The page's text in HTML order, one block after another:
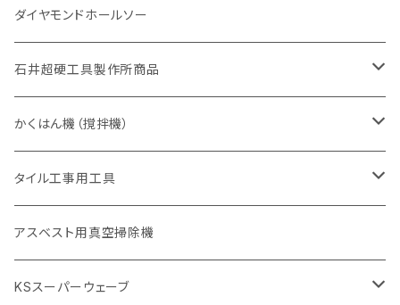
埋設鋳鉄管工事対応タイプ
セグメント
セグメント（特殊凸凹加工チップ
アスファルト切断用
一般道路カッター用
一般道路カッター用
セグメントタイプ
埋設鋳鉄管工事対応タイプ
ヒューム管・U字溝切断用
セグメントタイプ
セグメント（特殊凸凹加工チップ
アスファルト切断用
一般道路カッター用
埋設鋳鉄管工事対応タイプ
セグメントタイプ
アスファルト切断用
一般道路カッター用
305mm（12インチ）
305mm（12インチ）
355mm（14インチ）
U型チップ
125mm（5インチ）
金属用
305mm（12インチ）
355mm（14インチ）
非金属用
305mm（12インチ）
355mm（14インチ）
ダイヤモンドホールソー
石井超硬工具製作所商品
押し切り（タイル切断機）
本体
替え刃
電動切断機
本体
ダイヤモンドホイール
ブリック＆ブロック用切断機
穴あけ用工具
かくはん機（撹拌機）
本体
低速回転
高速回転
付属品
撹拌羽根
タイル工事用工具
手動工具
押し切り（手動切断機
電動工具
アスベスト用真空掃除機
KSスーパーウェーブ